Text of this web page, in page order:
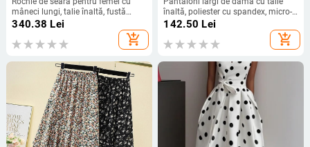
mâneci lungi, talie înaltă, fustă
lungă, țesătură spray metalică,
340.38 Lei
add_shopping_cart
înaltă, poliester cu spandex, micro-
elasticitate, stil street fashionista
142.50 Lei
add_shopping_cart